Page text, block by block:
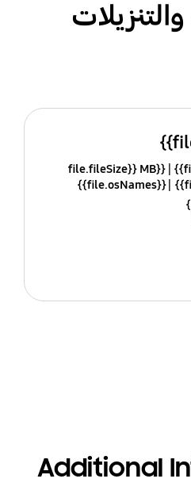
{{file.fileSize}} MB
{{file.osNames}}
Additional